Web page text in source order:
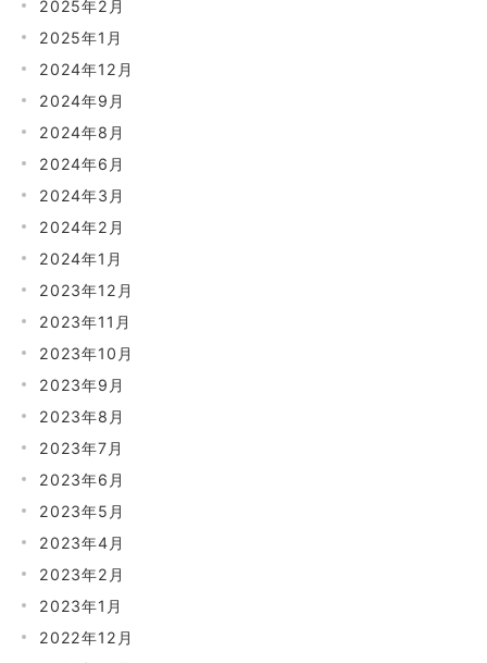
2025年2月
2025年1月
2024年12月
2024年9月
2024年8月
2024年6月
2024年3月
2024年2月
2024年1月
2023年12月
2023年11月
2023年10月
2023年9月
2023年8月
2023年7月
2023年6月
2023年5月
2023年4月
2023年2月
2023年1月
2022年12月